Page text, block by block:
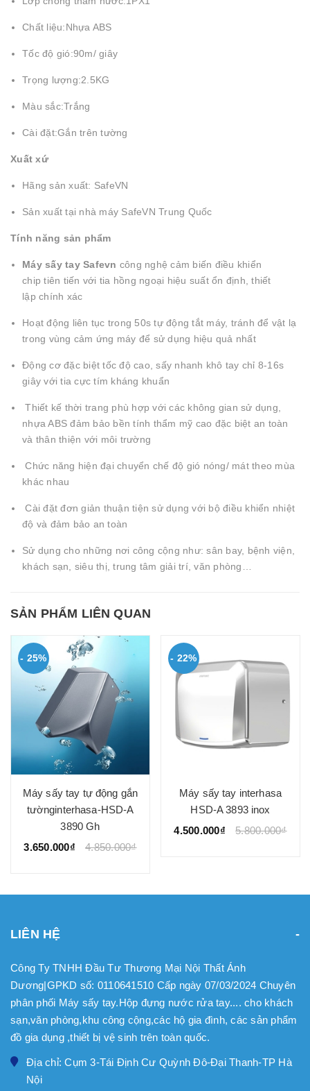
Chất liệu:Nhựa ABS
Tốc độ gió:90m/ giây
Trọng lượng:2.5KG
Màu sắc:Trắng
Cài đặt:Gắn trên tường
Xuất xứ
Hãng sản xuất: SafeVN
Sản xuất tại nhà máy SafeVN Trung Quốc
Tính năng sản phẩm
Máy sấy tay Safevn công nghệ cảm biến điều khiển
chip tiên tiến với tia hồng ngoại hiệu suất ổn định, thiết
lập chính xác
Hoạt động liên tục trong 50s tự động tắt máy, tránh để vật lạ
trong vùng cảm ứng máy để sử dụng hiệu quả nhất
Động cơ đặc biệt tốc độ cao, sấy nhanh khô tay chỉ 8-16s
giây với tia cực tím kháng khuẩn
Thiết kế thời trang phù hợp với các không gian sử dụng,
nhựa ABS đảm bảo bền tính thẩm mỹ cao đặc biệt an toàn
và thân thiện với môi trường
Chức năng hiện đại chuyển chế độ gió nóng/ mát theo mùa
khác nhau
Cài đặt đơn giản thuận tiện sử dụng với bộ điều khiển nhiệt
độ và đảm bảo an toàn
Sử dụng cho những nơi công cộng như: sân bay, bệnh viện,
khách sạn, siêu thị, trung tâm giải trí, văn phòng…
SẢN PHẨM LIÊN QUAN
- 25%
Máy sấy tay tự động gắn
tườnginterhasa-HSD-A
3890 Gh
3.650.000₫
4.850.000₫
- 22%
Máy sấy tay interhasa
HSD-A 3893 inox
4.500.000₫
5.800.000₫
LIÊN HỆ
Công Ty TNHH Đầu Tư Thương Mại Nội Thất Ánh
Dương|GPKD số: 0110641510 Cấp ngày 07/03/2024 Chuyên
phân phối Máy sấy tay.Hộp đựng nước rửa tay.... cho khách
sạn,văn phòng,khu công cộng,các hộ gia đình, các sản phẩm
đồ gia dụng ,thiết bị vệ sinh trên toàn quốc.
Địa chỉ: Cụm 3-Tái Định Cư Quỳnh Đô-Đại Thanh-TP Hà
Nội